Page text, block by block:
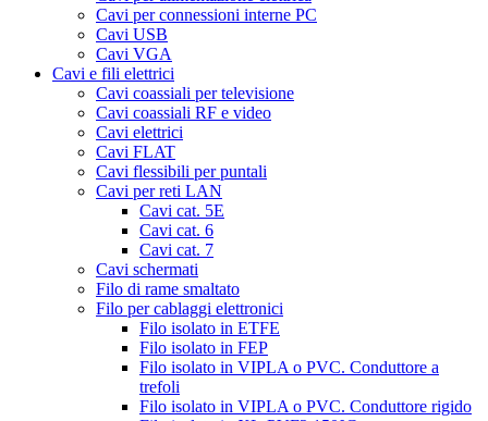
Cavi per connessioni interne PC
Cavi USB
Cavi VGA
Cavi e fili elettrici
Cavi coassiali per televisione
Cavi coassiali RF e video
Cavi elettrici
Cavi FLAT
Cavi flessibili per puntali
Cavi per reti LAN
Cavi cat. 5E
Cavi cat. 6
Cavi cat. 7
Cavi schermati
Filo di rame smaltato
Filo per cablaggi elettronici
Filo isolato in ETFE
Filo isolato in FEP
Filo isolato in VIPLA o PVC. Conduttore a
trefoli
Filo isolato in VIPLA o PVC. Conduttore rigido